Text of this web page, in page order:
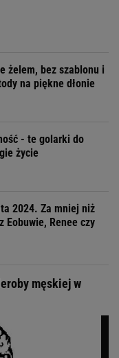
żelem, bez szablonu i
na piękne dłonie
- te golarki do
życie
2024. Za mniej niż
Eobuwie, Renee czy
męskiej w